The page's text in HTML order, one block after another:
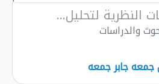
النظرية لتحليل...
والدراسات
جمعه جابر جمعه